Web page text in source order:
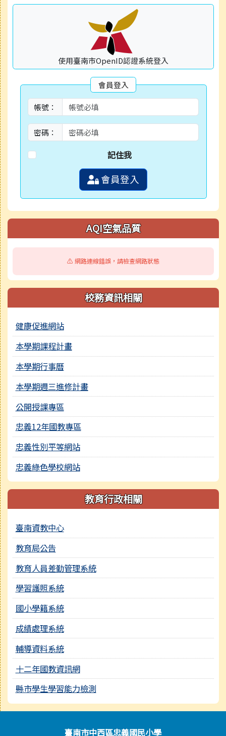
使用臺南市OpenID認證系統登入
會員登入
帳號：
密碼：
記住我
會員登入
AQI空氣品質
⚠️ 網路連線錯誤，請檢查網路狀態
校務資訊相關
健康促進網站
本學期課程計畫
本學期行事曆
本學期週三進修計畫
公開授課專區
忠義12年國教專區
忠義性別平等網站
忠義綠色學校網站
教育行政相關
臺南資教中心
教育局公告
教育人員差勤管理系統
學習護照系統
國小學籍系統
成績處理系統
輔導資料系統
十二年國教資訊網
縣市學生學習能力檢測
頁尾區域內容臺南市中西區忠義國民小學